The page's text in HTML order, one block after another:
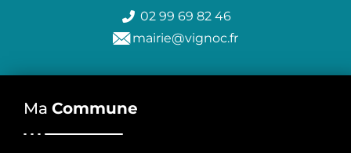
02 99 69 82 46
mairie@vignoc.fr
Ma Commune